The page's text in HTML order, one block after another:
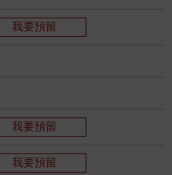
我要預留
我要預留
我要預留